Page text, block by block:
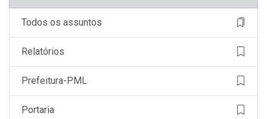
Todos os assuntos
Relatórios
Prefeitura-PML
Portaria